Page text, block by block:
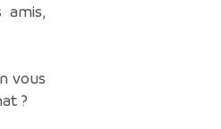
amis,
vous
?